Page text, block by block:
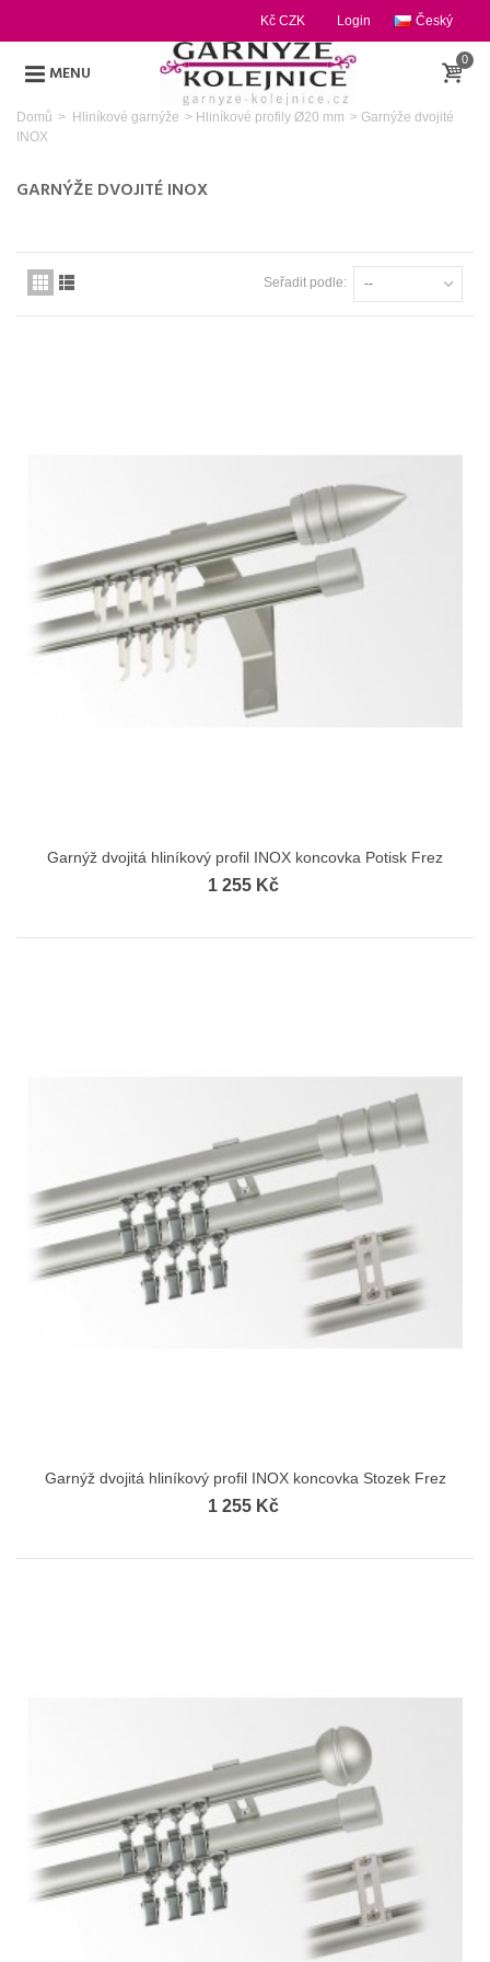
Český
Login
Kč CZK
MENU
0
Domů > Hliníkové garnýže > Hliníkové profily Ø20 mm > Garnýže dvojité
INOX
GARNÝŽE DVOJITÉ INOX
Seřadit podle: --
Garnýž dvojitá hliníkový profil INOX koncovka Potisk Frez
1 255 Kč
Garnýž dvojitá hliníkový profil INOX koncovka Stozek Frez
1 255 Kč